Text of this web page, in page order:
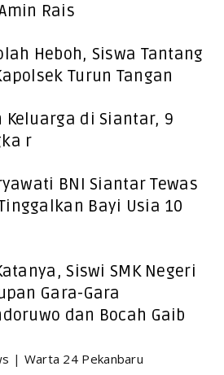
Rais
Heboh, Siswa Tantang
Turun Tangan
Keluarga di Siantar, 9
r
BNI Siantar Tewas
Bayi Usia 10
Siswi SMK Negeri
Gara-Gara
dan Bocah Gaib
| Warta 24 Pekanbaru